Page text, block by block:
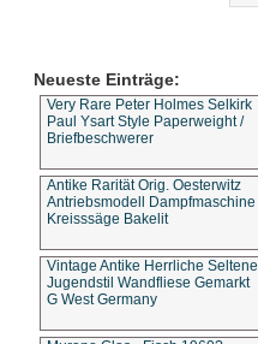
Neueste Einträge:
Very Rare Peter Holmes Selkirk
Paul Ysart Style Paperweight /
Briefbeschwerer
Antike Rarität Orig. Oesterwitz
Antriebsmodell Dampfmaschine
Kreisssäge Bakelit
Vintage Antike Herrliche Seltene
Jugendstil Wandfliese Gemarkt
G West Germany